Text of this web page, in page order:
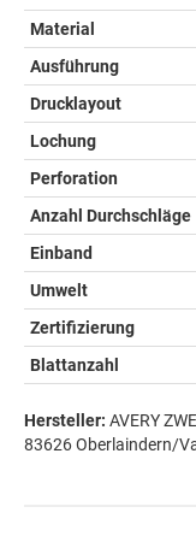
Material
Ausführung
Drucklayout
Lochung
Perforation
Anzahl Durchschläge
Einband
Umwelt
Zertifizierung
Blattanzahl
Hersteller: AVERY
83626 Oberlaindern/